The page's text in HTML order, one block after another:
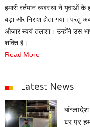
हमारी वर्तमान व्यवस्था ने युवाओं के
बड़ा और निराश होता गया। परंतु
औज़ार स्वयं तलाशा। उन्होंने उस
शक्ति है।
Read More
Latest News
घर पर